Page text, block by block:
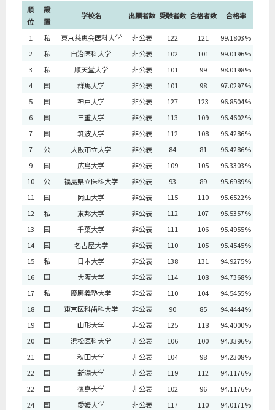
順
位
設
置
学校名 出願者数 受験者数 合格者数 合格率
1 私 東京慈恵会医科大学 非公表 122 121
99.1803%
2
私 自治医科大学 非公表 102 101
99.0196%
3
私 順天堂大学 非公表 101 99
98.0198%
4
国 群馬大学 非公表 101 98
97.0297%
5
国 神戸大学 非公表 127 123
96.8504%
6
国 三重大学 非公表 113 109
96.4602%
7
国 筑波大学 非公表 112 108
96.4286%
7
公 大阪市立大学 非公表 84 81
96.4286%
9
国 広島大学 非公表 109 105
96.3303%
10
公 福島県立医科大学 非公表 93 89
95.6989%
11
国 岡山大学 非公表 115 110
95.6522%
12
私 東邦大学 非公表 112 107
95.5357%
13
国 千葉大学 非公表 111 106
95.4955%
14
国 名古屋大学 非公表 110 105
95.4545%
15
私 日本大学 非公表 138 131
94.9275%
16
国 大阪大学 非公表 114 108
94.7368%
17
私 慶應義塾大学 非公表 110 104
94.5455%
18
国 東京医科歯科大学 非公表 90 85
94.4444%
19
国 山形大学 非公表 125 118
94.4000%
20
国 浜松医科大学 非公表 106 100
94.3396%
21
国 秋田大学 非公表 104 98
94.2308%
22
国 新潟大学 非公表 119 112
94.1176%
22
国 徳島大学 非公表 102 96
94.1176%
24
国 愛媛大学 非公表 117 110
94.0171%